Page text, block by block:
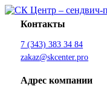
Перейти
Контакты
7 (343) 383 34 84
zakaz@skcenter.pro
Адрес компании